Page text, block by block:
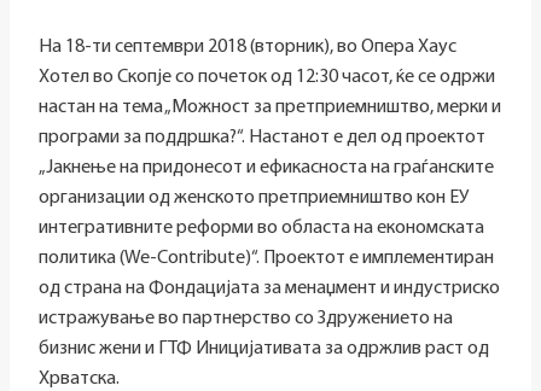
На 18-ти септември 2018 (вторник), во Опера Хаус
Хотел во Скопје со почеток од 12:30 часот, ќе се одржи
настан на тема „Можност за претприемништво, мерки и
програми за поддршка?“. Настанот е дел од проектот
„Јакнење на придонесот и ефикасноста на граѓанските
организации од женското претприемништво кон ЕУ
интегративните реформи во областа на економската
политика (We-Contribute)“. Проектот e имплементиран
од страна на Фондацијата за менаџмент и индустриско
истражување во партнерство со Здружението на
бизнис жени и ГТФ Иницијативата за одржлив раст од
Хрватска.